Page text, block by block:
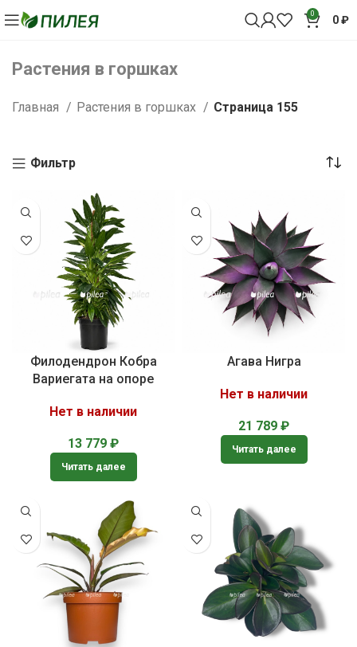
0 0₽
Растения в горшках
Главная Растения в горшках Страница 155
Фильтр
Филодендрон Кобра
Вариегата на опоре
Нет в наличии
13 779 ₽
Читать далее
Агава Нигра
Нет в наличии
21 789 ₽
Читать далее